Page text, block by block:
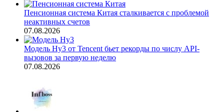
Пенсионная система Китая сталкивается с проблемой
неактивных счетов
07.08.2026
Модель Hy3 от Tencent бьет рекорды по числу API-
вызовов за первую неделю
07.08.2026